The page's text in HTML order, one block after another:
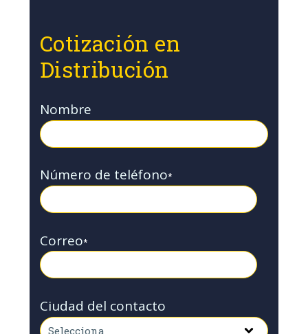
Cotización en
Distribución
Nombre
Número de teléfono*
Correo*
Ciudad del contacto